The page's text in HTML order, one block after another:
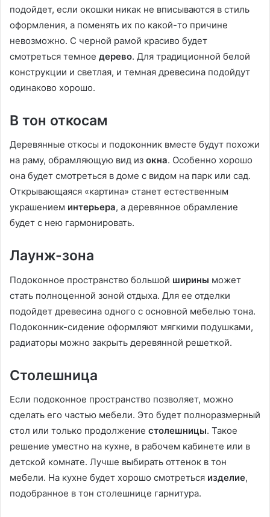
подойдет, если окошки никак не вписываются в стиль
оформления, а поменять их по какой-то причине
невозможно. С черной рамой красиво будет
смотреться темное дерево. Для традиционной белой
конструкции и светлая, и темная древесина подойдут
одинаково хорошо.
В тон откосам
Деревянные откосы и подоконник вместе будут похожи
на раму, обрамляющую вид из окна. Особенно хорошо
она будет смотреться в доме с видом на парк или сад.
Открывающаяся «картина» станет естественным
украшением интерьера, а деревянное обрамление
будет с нею гармонировать.
Лаунж-зона
Подоконное пространство большой ширины может
стать полноценной зоной отдыха. Для ее отделки
подойдет древесина одного с основной мебелью тона.
Подоконник-сидение оформляют мягкими подушками,
радиаторы можно закрыть деревянной решеткой.
Столешница
Если подоконное пространство позволяет, можно
сделать его частью мебели. Это будет полноразмерный
стол или только продолжение столешницы. Такое
решение уместно на кухне, в рабочем кабинете или в
детской комнате. Лучше выбирать оттенок в тон
мебели. На кухне будет хорошо смотреться изделие,
подобранное в тон столешнице гарнитура.